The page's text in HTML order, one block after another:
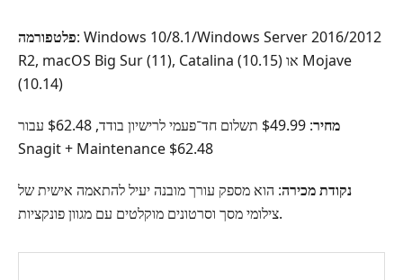
פלטפורמה: Windows 10/8.1/Windows Server 2016/2012
R2, ‏macOS Big Sur (11), ‏Catalina (10.15) או Mojave
(10.14)
מחיר
: $49.99 תשלום חד־פעמי לרישיון בודד, $62.48 עבור
Snagit + ‏Maintenance $62.48
נקודת מכירה: הוא מספק עורך מובנה יעיל להתאמה אישית של
צילומי מסך וסרטונים מוקלטים עם מגוון פונקציות.